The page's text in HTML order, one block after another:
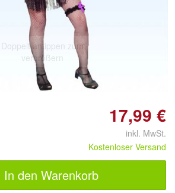
Doppelt antippen zum
vergrößern
17,99 €
inkl. MwSt.
Kostenloser Versand
In den Warenkorb